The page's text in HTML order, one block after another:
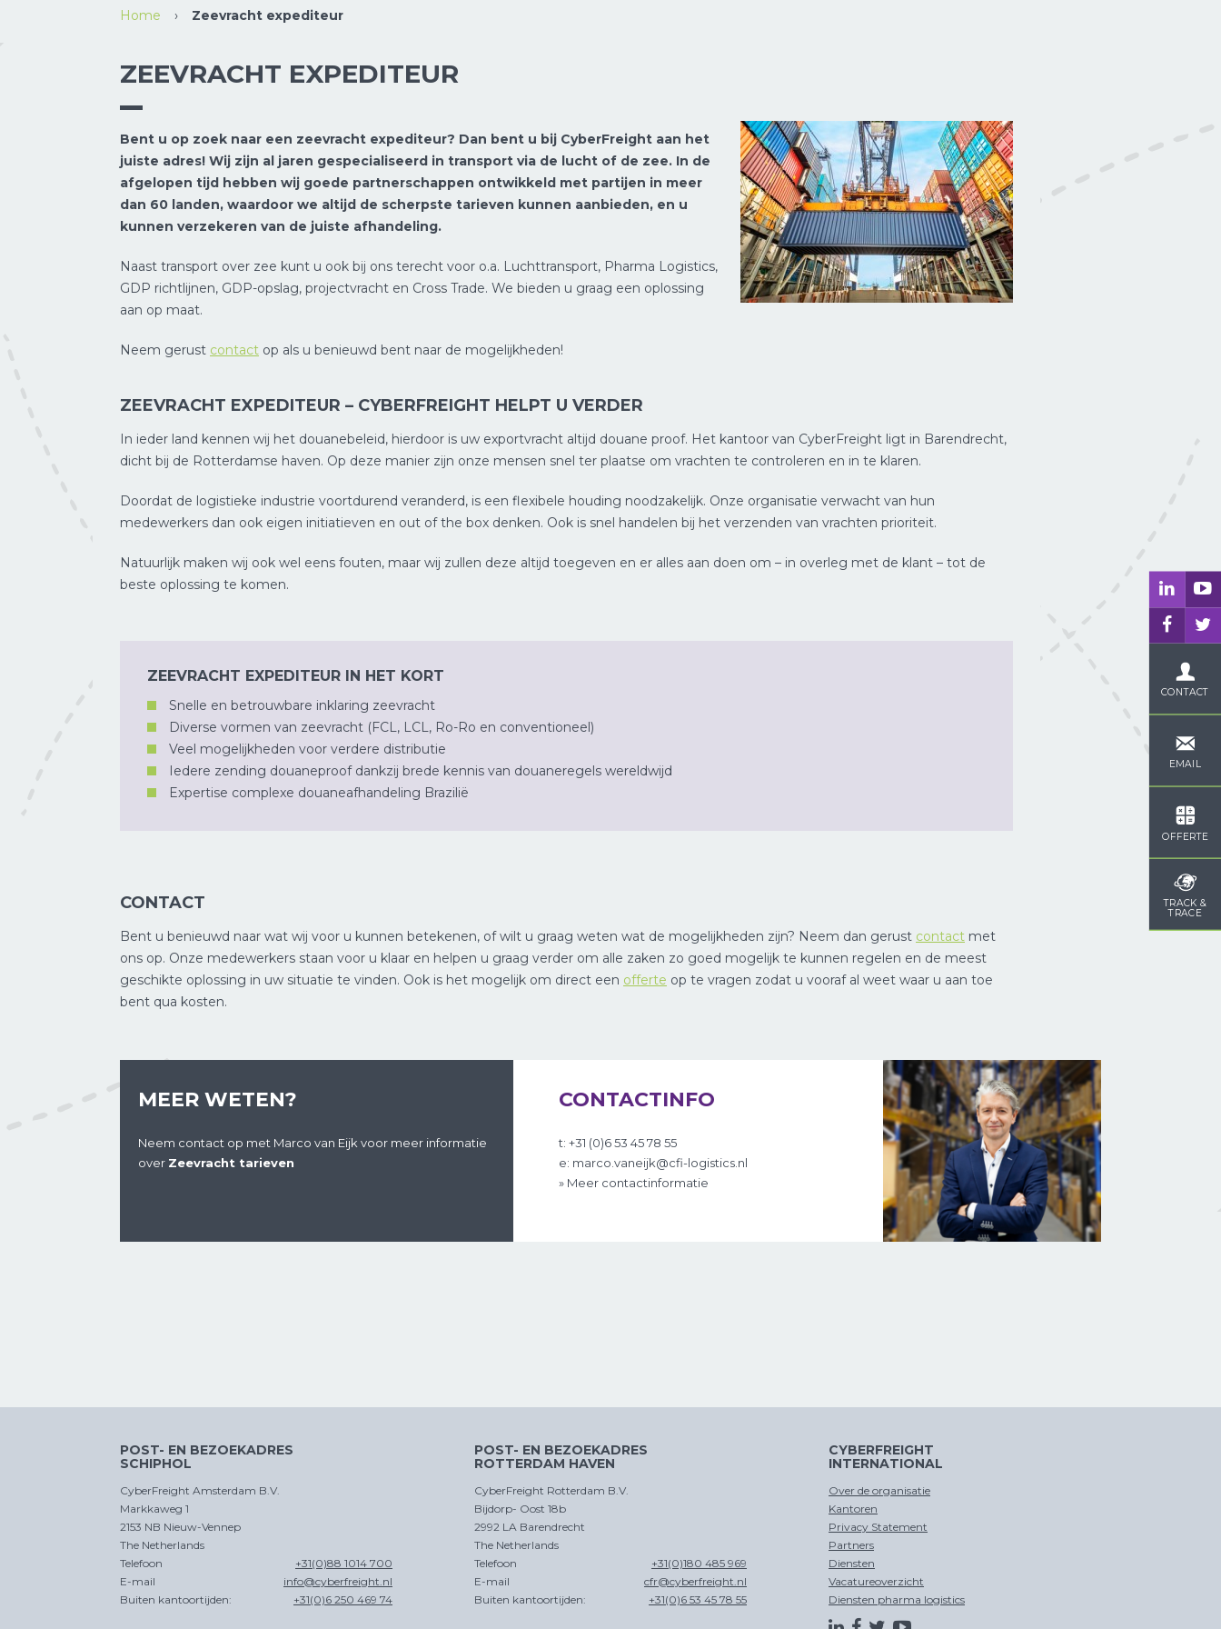
CONTACT
EMAIL
OFFERTE
TRACK &
TRACE
Home › Zeevracht expediteur
ZEEVRACHT EXPEDITEUR
Bent u op zoek naar een zeevracht expediteur? Dan bent u bij CyberFreight aan het
juiste adres! Wij zijn al jaren gespecialiseerd in transport via de lucht of de zee. In de
afgelopen tijd hebben wij goede partnerschappen ontwikkeld met partijen in meer
dan 60 landen, waardoor we altijd de scherpste tarieven kunnen aanbieden, en u
kunnen verzekeren van de juiste afhandeling.
Naast transport over zee kunt u ook bij ons terecht voor o.a. Luchttransport, Pharma Logistics,
GDP richtlijnen, GDP-opslag, projectvracht en Cross Trade. We bieden u graag een oplossing
aan op maat.
Neem gerust contact op als u benieuwd bent naar de mogelijkheden!
ZEEVRACHT EXPEDITEUR – CYBERFREIGHT HELPT U VERDER
In ieder land kennen wij het douanebeleid, hierdoor is uw exportvracht altijd douane proof. Het kantoor van CyberFreight ligt in Barendrecht,
dicht bij de Rotterdamse haven. Op deze manier zijn onze mensen snel ter plaatse om vrachten te controleren en in te klaren.
Doordat de logistieke industrie voortdurend veranderd, is een flexibele houding noodzakelijk. Onze organisatie verwacht van hun
medewerkers dan ook eigen initiatieven en out of the box denken. Ook is snel handelen bij het verzenden van vrachten prioriteit.
Natuurlijk maken wij ook wel eens fouten, maar wij zullen deze altijd toegeven en er alles aan doen om – in overleg met de klant – tot de
beste oplossing te komen.
ZEEVRACHT EXPEDITEUR IN HET KORT
Snelle en betrouwbare inklaring zeevracht
Diverse vormen van zeevracht (FCL, LCL, Ro-Ro en conventioneel)
Veel mogelijkheden voor verdere distributie
Iedere zending douaneproof dankzij brede kennis van douaneregels wereldwijd
Expertise complexe douaneafhandeling Brazilië
CONTACT
Bent u benieuwd naar wat wij voor u kunnen betekenen, of wilt u graag weten wat de mogelijkheden zijn? Neem dan gerust contact met
ons op. Onze medewerkers staan voor u klaar en helpen u graag verder om alle zaken zo goed mogelijk te kunnen regelen en de meest
geschikte oplossing in uw situatie te vinden. Ook is het mogelijk om direct een offerte op te vragen zodat u vooraf al weet waar u aan toe
bent qua kosten.
MEER WETEN?
Neem contact op met Marco van Eijk voor meer informatie
over Zeevracht tarieven
CONTACTINFO
t: +31 (0)6 53 45 78 55
e: marco.vaneijk@cfi-logistics.nl
» Meer contactinformatie
POST- EN BEZOEKADRES
SCHIPHOL
CyberFreight Amsterdam B.V.
Markkaweg 1
2153 NB Nieuw-Vennep
The Netherlands
Telefoon
+31(0)88 1014 700
E-mail
info@cyberfreight.nl
Buiten kantoortijden:
+31(0)6 250 469 74
POST- EN BEZOEKADRES
ROTTERDAM HAVEN
CyberFreight Rotterdam B.V.
Bijdorp- Oost 18b
2992 LA Barendrecht
The Netherlands
Telefoon
+31(0)180 485 969
E-mail
cfr@cyberfreight.nl
Buiten kantoortijden:
+31(0)6 53 45 78 55
CYBERFREIGHT
INTERNATIONAL
Over de organisatie
Kantoren
Privacy Statement
Partners
Diensten
Vacatureoverzicht
Diensten pharma logistics